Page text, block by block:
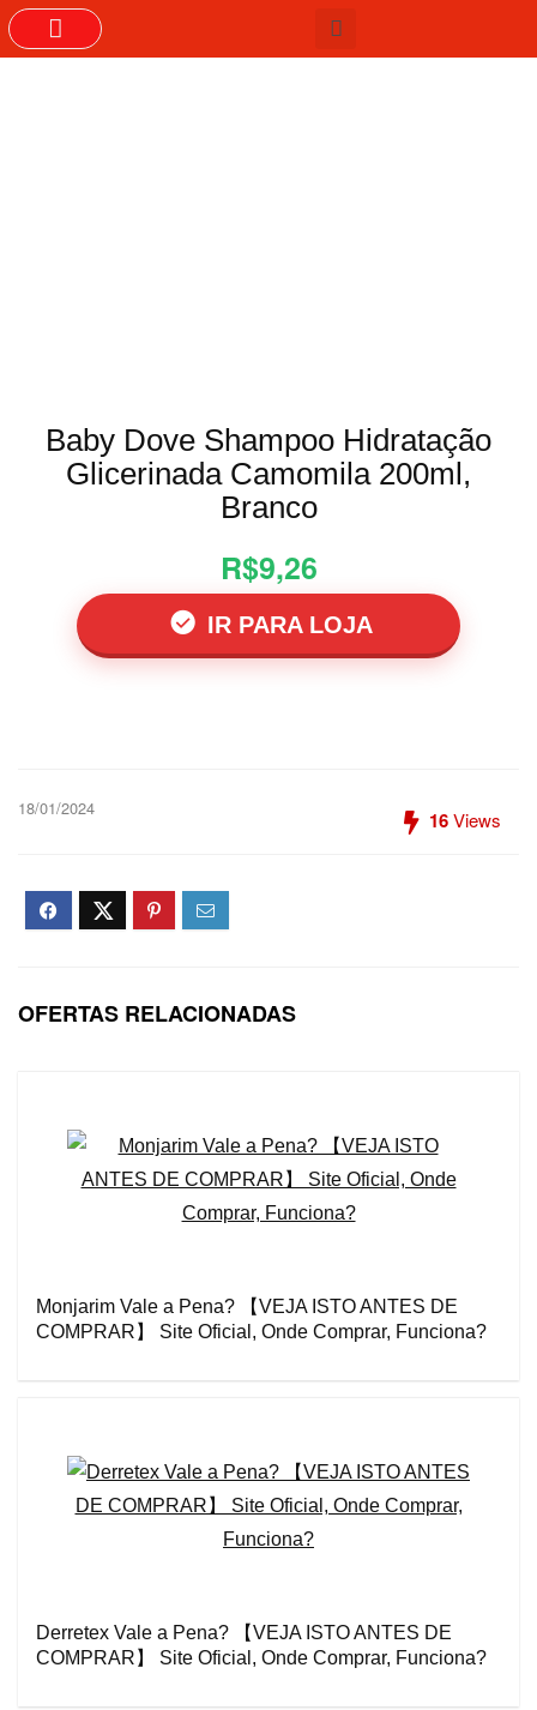
Baby Dove Shampoo Hidratação
Glicerinada Camomila 200ml,
Branco
R$9,26
IR PARA LOJA
18/01/2024 16Views
OFERTAS RELACIONADAS
Monjarim Vale a Pena? 【VEJA ISTO ANTES DE
COMPRAR】 Site Oficial, Onde Comprar, Funciona?
Derretex Vale a Pena? 【VEJA ISTO ANTES DE
COMPRAR】 Site Oficial, Onde Comprar, Funciona?